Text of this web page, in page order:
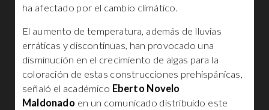
ha afectado por el cambio climático.
El aumento de temperatura, además de lluvias
erráticas y discontinuas, han provocado una
disminución en el crecimiento de algas para la
coloración de estas construcciones prehispánicas,
señaló el académico Eberto Novelo
Maldonado en un comunicado distribuido este